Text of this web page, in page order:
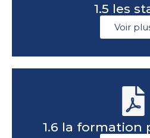
1.5 les
Voir
1.6 la formation